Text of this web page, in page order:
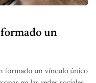
un
formado un vínculo único